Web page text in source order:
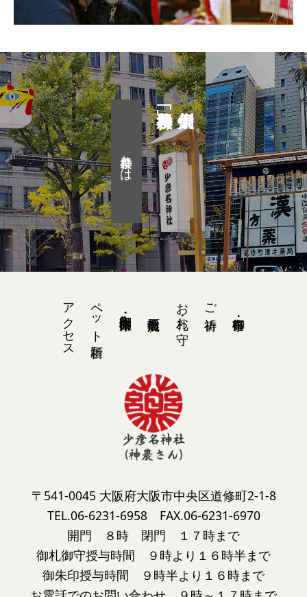
神農祭とは
ご祈祷
お札・お守
ペット祈願
アクセス
〒541-0045 大阪府大阪市中央区道修町2-1-8
TEL.06-6231-6958 FAX.06-6231-6970
開門 ８時 閉門 １７時まで
御札御守授与時間 ９時より１６時半まで
御朱印授与時間 ９時半より１６時まで